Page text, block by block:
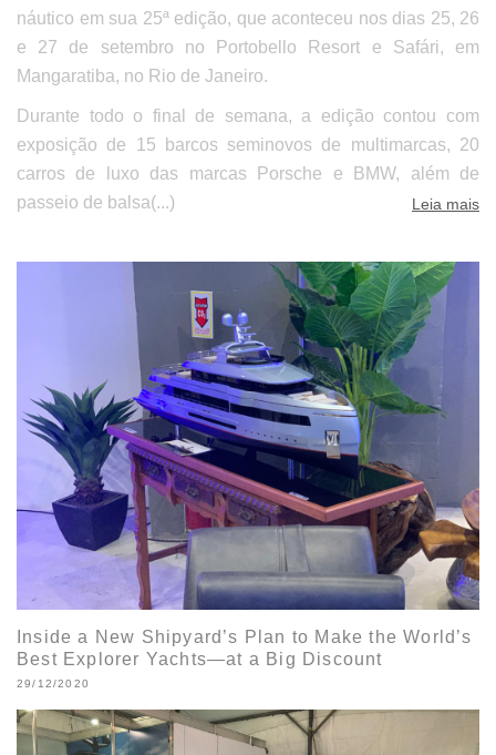
náutico em sua 25ª edição, que aconteceu nos dias 25, 26
e 27 de setembro no Portobello Resort e Safári, em
Mangaratiba, no Rio de Janeiro.
Durante todo o final de semana, a edição contou com
exposição de 15 barcos seminovos de multimarcas, 20
carros de luxo das marcas Porsche e BMW, além de
passeio de balsa(...)
Leia mais
Inside a New Shipyard’s Plan to Make the World’s
Best Explorer Yachts—at a Big Discount
29/12/2020